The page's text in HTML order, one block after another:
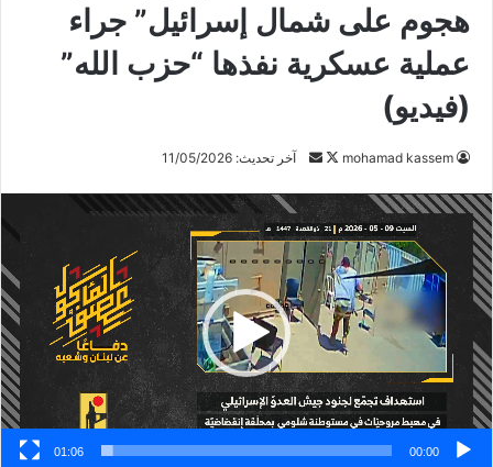
هجوم على شمال إسرائيل” جراء
عملية عسكرية نفذها “حزب الله”
(فيديو)
mohamad kassem
تابع
X
أرسل
إلكترونيا
آخر تحديث: 11/05/2026
مشغل
الفيديو
00:00
01:06